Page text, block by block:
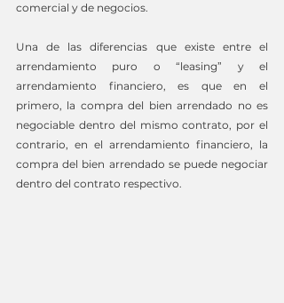
comercial y de negocios.
Una de las diferencias que existe entre el
arrendamiento puro o “leasing” y el
arrendamiento financiero, es que en el
primero, la compra del bien arrendado no es
negociable dentro del mismo contrato, por el
contrario, en el arrendamiento financiero, la
compra del bien arrendado se puede negociar
dentro del contrato respectivo.